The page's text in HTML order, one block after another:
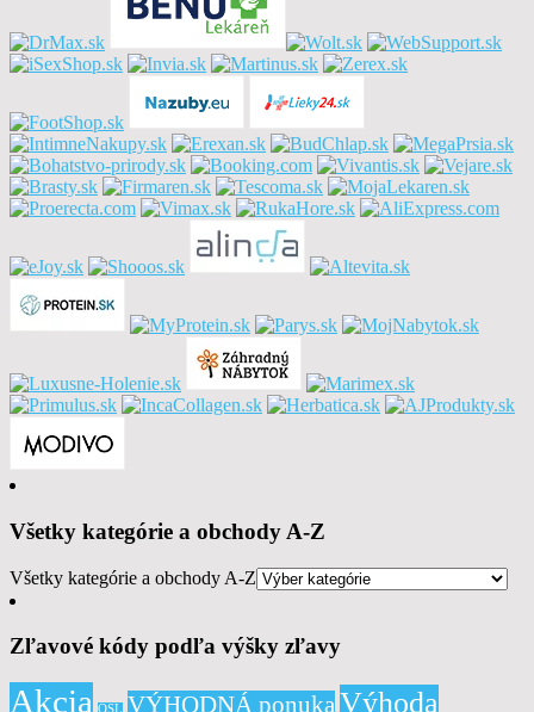
Všetky kategórie a obchody A-Z
Všetky kategórie a obchody A-Z
Zľavové kódy podľa výšky zľavy
Akcia OSL VÝHODNÁ ponukaVýhoda